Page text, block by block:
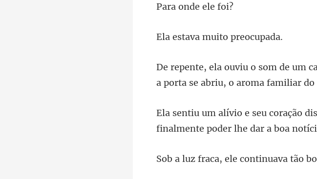
nde el
a muito p
a porta se abriu, o ar
finalmente poder
e continuava tão bo